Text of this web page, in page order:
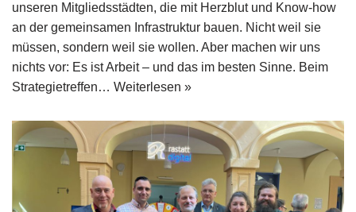
unseren Mitgliedsstädten, die mit Herzblut und Know-how
an der gemeinsamen Infrastruktur bauen. Nicht weil sie
müssen, sondern weil sie wollen. Aber machen wir uns
nichts vor: Es ist Arbeit – und das im besten Sinne. Beim
Strategietreffen… Weiterlesen »